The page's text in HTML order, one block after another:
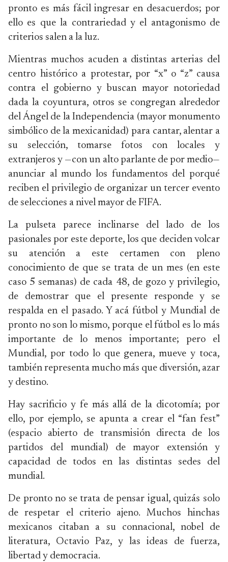
pronto es más fácil ingresar en desacuerdos; por
ello es que la contrariedad y el antagonismo de
criterios salen a la luz.
Mientras muchos acuden a distintas arterias del
centro histórico a protestar, por “x” o “z” causa
contra el gobierno y buscan mayor notoriedad
dada la coyuntura, otros se congregan alrededor
del Ángel de la Independencia (mayor monumento
simbólico de la mexicanidad) para cantar, alentar a
su selección, tomarse fotos con locales y
extranjeros y —con un alto parlante de por medio—
anunciar al mundo los fundamentos del porqué
reciben el privilegio de organizar un tercer evento
de selecciones a nivel mayor de FIFA.
La pulseta parece inclinarse del lado de los
pasionales por este deporte, los que deciden volcar
su atención a este certamen con pleno
conocimiento de que se trata de un mes (en este
caso 5 semanas) de cada 48, de gozo y privilegio,
de demostrar que el presente responde y se
respalda en el pasado. Y acá fútbol y Mundial de
pronto no son lo mismo, porque el fútbol es lo más
importante de lo menos importante; pero el
Mundial, por todo lo que genera, mueve y toca,
también representa mucho más que diversión, azar
y destino.
Hay sacrificio y fe más allá de la dicotomía; por
ello, por ejemplo, se apunta a crear el “fan fest”
(espacio abierto de transmisión directa de los
partidos del mundial) de mayor extensión y
capacidad de todos en las distintas sedes del
mundial.
De pronto no se trata de pensar igual, quizás solo
de respetar el criterio ajeno. Muchos hinchas
mexicanos citaban a su connacional, nobel de
literatura, Octavio Paz, y las ideas de fuerza,
libertad y democracia.